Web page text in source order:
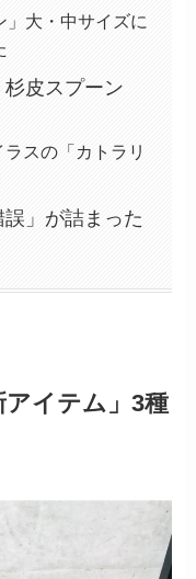
」大・中サイズに
皮スプーン
スの「カトラリ
」が詰まった
アイテム」3種